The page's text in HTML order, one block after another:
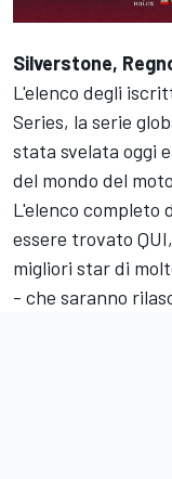
Silverstone,
L'elenco degli
Series, la serie
stata svelata oggi
del mondo del
L'elenco completo
essere trovato QUI
migliori star di
- che saranno